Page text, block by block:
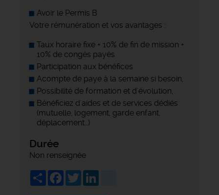
Avoir le Permis B
Votre rémunération et vos avantages :
Taux horaire fixe + 10% de fin de mission +
10% de congés payés
Participation aux bénéfices
Acompte de paye à la semaine si besoin,
Possibilité de formation et d'évolution,
Bénéficiez d'aides et de services dédiés
(mutuelle, logement, garde enfant,
déplacement…)
Durée
Non renseignée
ShareFacebook
Twitter